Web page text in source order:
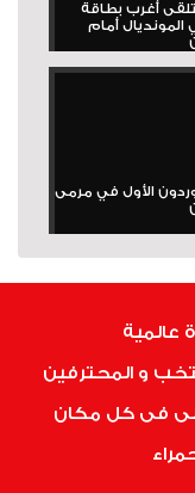
أغرب بطاقة
المونديال أمام
الأول في مرمى
عالمية
و المحترفين
فى كل مكان